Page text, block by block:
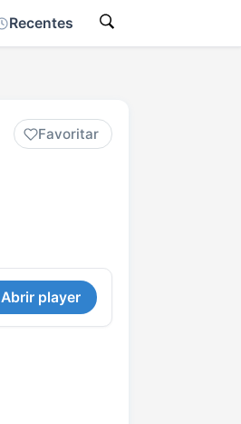
Recentes
Favoritar
Abrir player